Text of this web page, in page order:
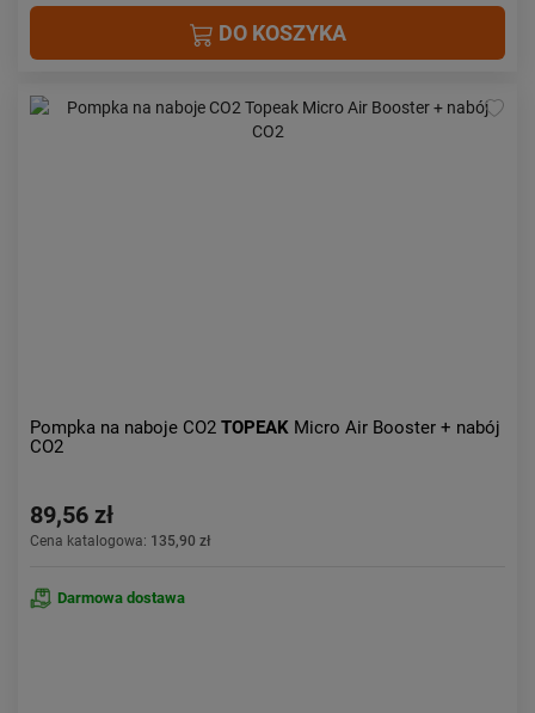
DO KOSZYKA
Pompka na naboje CO2 TOPEAK Micro Air Booster + nabój
CO2
89,56 zł
Cena katalogowa: 135,90 zł
Darmowa dostawa